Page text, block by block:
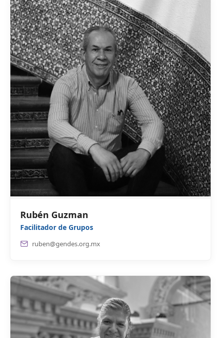
Rubén Guzman
Facilitador de Grupos
ruben@gendes.org.mx